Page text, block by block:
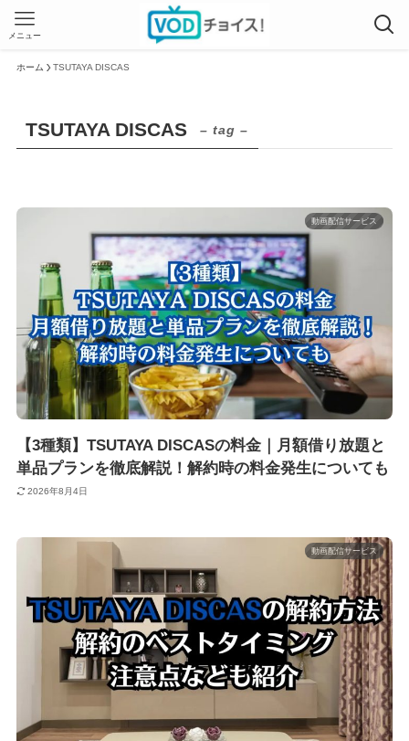
メニュー
ホーム TSUTAYA DISCAS
TSUTAYA DISCAS – tag –
動画配信サービス
【3種類】TSUTAYA DISCASの料金｜月額借り放題と
単品プランを徹底解説！解約時の料金発生についても
2026年8月4日
動画配信サービス